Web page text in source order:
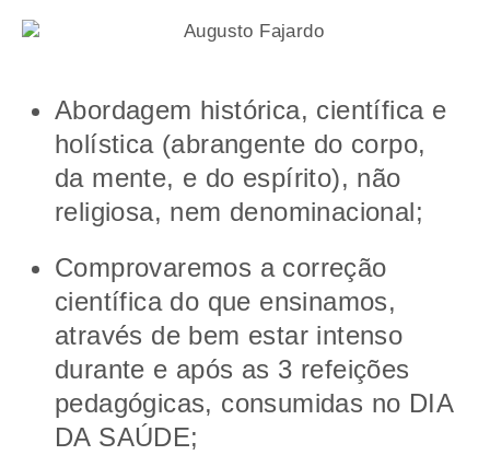
Abordagem histórica, científica e
holística (abrangente do corpo,
da mente, e do espírito), não
religiosa, nem denominacional;
Comprovaremos a correção
científica do que ensinamos,
através de bem estar intenso
durante e após as 3 refeições
pedagógicas, consumidas no DIA
DA SAÚDE;